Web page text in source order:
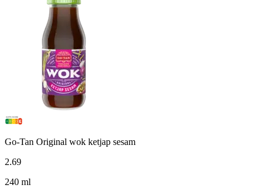
Go-Tan Original wok ketjap sesam
2.69
240 ml